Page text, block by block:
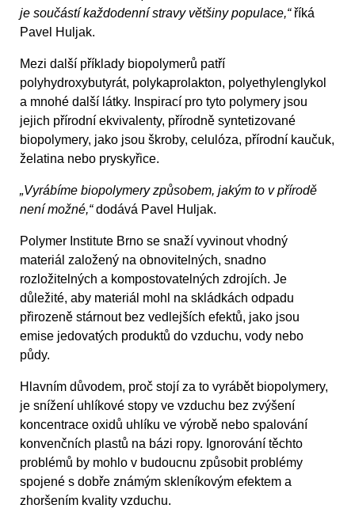
je součástí každodenní stravy většiny populace,“říká
Pavel Huljak.
Mezi další příklady biopolymerů patří
polyhydroxybutyrát, polykaprolakton, polyethylenglykol
a mnohé další látky. Inspirací pro tyto polymery jsou
jejich přírodní ekvivalenty, přírodně syntetizované
biopolymery, jako jsou škroby, celulóza, přírodní kaučuk,
želatina nebo pryskyřice.
„Vyrábíme biopolymery způsobem, jakým to v přírodě
není možné,“dodává Pavel Huljak.
Polymer Institute Brno se snaží vyvinout vhodný
materiál založený na obnovitelných, snadno
rozložitelných a kompostovatelných zdrojích. Je
důležité, aby materiál mohl na skládkách odpadu
přirozeně stárnout bez vedlejších efektů, jako jsou
emise jedovatých produktů do vzduchu, vody nebo
půdy.
Hlavním důvodem, proč stojí za to vyrábět biopolymery,
je snížení uhlíkové stopy ve vzduchu bez zvýšení
koncentrace oxidů uhlíku ve výrobě nebo spalování
konvenčních plastů na bázi ropy. Ignorování těchto
problémů by mohlo v budoucnu způsobit problémy
spojené s dobře známým skleníkovým efektem a
zhoršením kvality vzduchu.